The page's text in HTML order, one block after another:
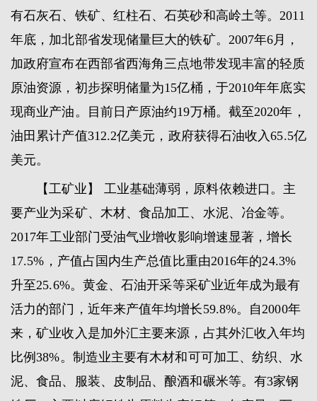
有石灰石、铁矿、红柱石、石英砂和高岭土等。2011
年底，加北部省发现储量巨大的铁矿。2007年6月，
加政府宣布在西部省西海角三点地带发现丰富的轻质
原油资源，初步探明储量为15亿桶，于2010年年底实
现商业产油。目前日产原油约19万桶。截至2020年，
油田累计产值312.2亿美元，政府获得石油收入65.5亿
美元。
【工矿业】 工业基础薄弱，原料依赖进口。主
要产业为采矿、木材、食品加工、水泥、冶金等。
2017年工业部门受油气业增收影响增速显著，增长
17.5%，产值占国内生产总值比重由2016年的24.3%
升至25.6%。黄金、石油开采等采矿业近年成为最有
活力的部门，近年来产值年均增长59.8%。自2000年
来，矿业收入是加外汇主要来源，占其外汇收入年均
比例38%。制造业主要有木材和可可加工、纺织、水
泥、食品、服装、皮制品、酿酒和碾米等。有3家钢